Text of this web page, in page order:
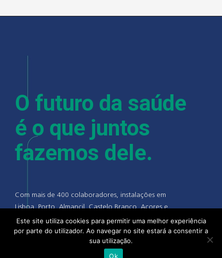
O futuro da saúde
é o que juntos
fazemos dele.
Com mais de 400 colaboradores, instalações em
Lisboa, Porto, Almancil, Castelo Branco, Açores e
Madeira, a Alliance Healthcare e as suas pessoas
acreditam que quando se junta a experiência,
talento e competência de todo o setor, camos
cada vez mais próximos de uma saúde melhor.
Este site utiliza cookies para permitir uma melhor experiência
por parte do utilizador. Ao navegar no site estará a consentir a
sua utilização.
Ok